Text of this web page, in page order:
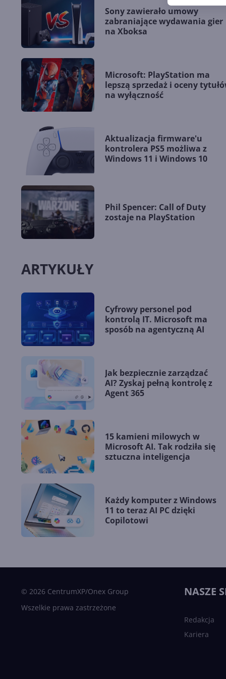
Sony zawierało umowy
zabraniające wydawania gier
na Xboksa
Microsoft: PlayStation ma
lepszą sprzedaż i oceny
na wyłączność
Aktualizacja firmware'u
kontrolera PS5 możliwa z
Windows 11 i Windows 10
Phil Spencer: Call of Duty
zostaje na PlayStation
ARTYKUŁY
Cyfrowy personel pod
kontrolą IT. Microsoft ma
sposób na agentyczną AI
Jak bezpiecznie zarządzać
AI? Zyskaj pełną kontrolę z
Agent 365
15 kamieni milowych w
Microsoft AI. Tak rodziła się
sztuczna inteligencja
Każdy komputer z Windows
11 to teraz AI PC dzięki
Copilotowi
© 2026 CentrumXP/Onex Group
Wszelkie prawa zastrzeżone
NASZE
Redakcja
Kariera